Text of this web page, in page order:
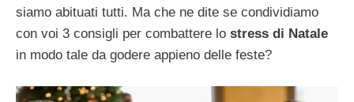
siamo abituati tutti. Ma che ne dite se condividiamo
con voi 3 consigli per combattere lo stress di Natale
in modo tale da godere appieno delle feste?